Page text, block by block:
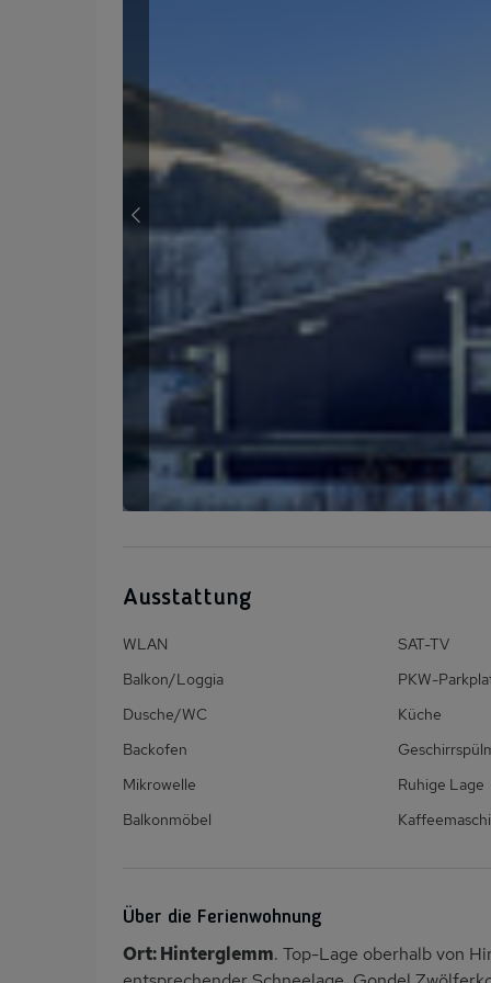
Ausstattung
WLAN
SAT-TV
Balkon/Loggia
PKW-
Dusche/WC
Küche
Backofen
Mikrowelle
Ruhige Lage
Balkonmöbel
Über die Ferienwohnung
Ort: Hinterglemm. Top-Lage oberhalb von